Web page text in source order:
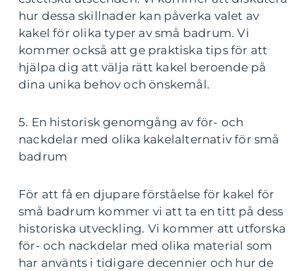
hur dessa skillnader kan påverka valet av
kakel för olika typer av små badrum. Vi
kommer också att ge praktiska tips för att
hjälpa dig att välja rätt kakel beroende på
dina unika behov och önskemål.
5. En historisk genomgång av för- och
nackdelar med olika kakelalternativ för små
badrum
För att få en djupare förståelse för kakel för
små badrum kommer vi att ta en titt på dess
historiska utveckling. Vi kommer att utforska
för- och nackdelar med olika material som
har använts i tidigare decennier och hur de